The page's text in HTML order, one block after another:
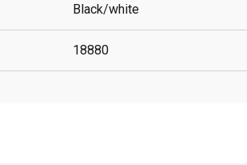
Black/white
18880